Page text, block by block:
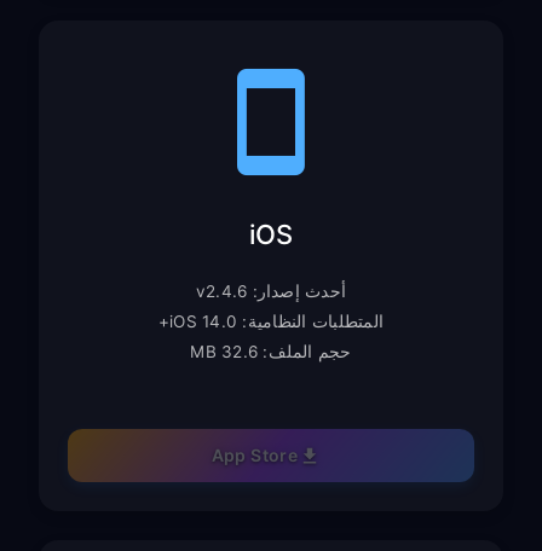
iOS
أحدث إصدار: v2.4.6
المتطلبات النظامية: iOS 14.0+
حجم الملف: 32.6 MB
App Store